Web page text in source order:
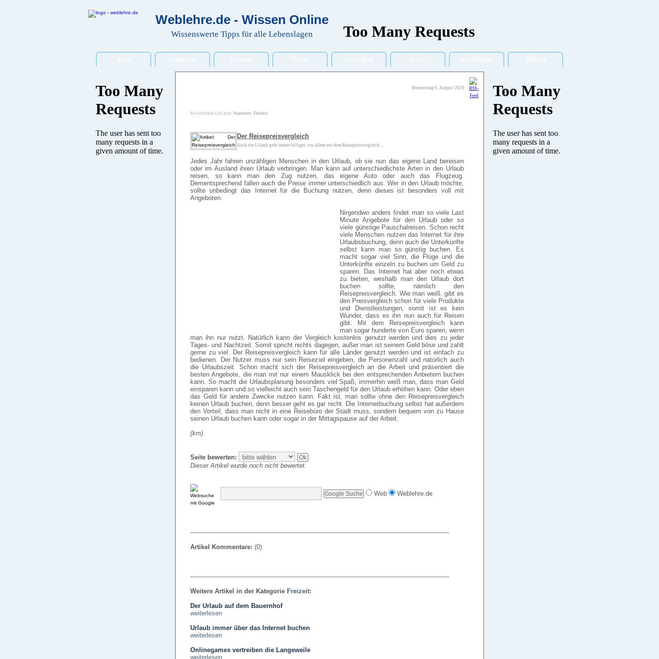
Weblehre.de - Wissen Online
Wissenswerte Tipps für alle Lebenslagen
Donnerstag 6. August 2026
Sie befinden sich hier: Startseite: Freizeit
Der Reisepreisvergleich
Auch der Urlaub geht immer billiger, vor allem mit dem Reisepreisvergleich ...
Jedes Jahr fahren unzähligen Menschen in den Urlaub, ob sie nun das eigene Land bereisen
oder im Ausland ihren Urlaub verbringen. Man kann auf unterschiedlichste Arten in den Urlaub
reisen, so kann man den Zug nutzen, das eigene Auto oder auch das Flugzeug.
Dementsprechend fallen auch die Preise immer unterschiedlich aus. Wer in den Urlaub möchte,
sollte unbedingt das Internet für die Buchung nutzen, denn dieses ist besonders voll mit
Angeboten.
Nirgendwo anders findet man so viele Last
Minute Angebote für den Urlaub oder so
viele günstige Pauschalreisen. Schon recht
viele Menschen nutzen das Internet für ihre
Urlaubsbuchung, denn auch die Unterkünfte
selbst kann man so günstig buchen. Es
macht sogar viel Sinn, die Flüge und die
Unterkünfte einzeln zu buchen um Geld zu
sparen. Das Internet hat aber noch etwas
zu bieten, weshalb man den Urlaub dort
buchen sollte, nämlich den
Reisepreisvergleich. Wie man weiß, gibt es
den Preisvergleich schon für viele Produkte
und Dienstleistungen, somit ist es kein
Wunder, dass es ihn nun auch für Reisen
gibt. Mit dem Reisepreisvergleich kann
man sogar hunderte von Euro sparen, wenn
man ihn nur nutzt. Natürlich kann der Vergleich kostenlos genutzt werden und dies zu jeder
Tages- und Nachtzeit. Somit spricht nichts dagegen, außer man ist seinem Geld böse und zahlt
gerne zu viel. Der Reisepreisvergleich kann für alle Länder genutzt werden und ist einfach zu
bedienen. Der Nutzer muss nur sein Reiseziel eingeben, die Personenzahl und natürlich auch
die Urlaubszeit. Schon macht sich der Reisepreisvergleich an die Arbeit und präsentiert die
besten Angebote, die man mit nur einem Mausklick bei den entsprechenden Anbietern buchen
kann. So macht die Urlaubsplanung besonders viel Spaß, immerhin weiß man, dass man Geld
einsparen kann und so vielleicht auch sein Taschengeld für den Urlaub erhöhen kann. Oder eben
das Geld für andere Zwecke nutzen kann. Fakt ist, man sollte ohne den Reisepreisvergleich
keinen Urlaub buchen, denn besser geht es gar nicht. Die Internetbuchung selbst hat außerdem
den Vorteil, dass man nicht in eine Reisebüro der Stadt muss, sondern bequem von zu Hause
seinen Urlaub buchen kann oder sogar in der Mittagspause auf der Arbeit.
(km)
Seite bewerten:
Dieser Artikel wurde noch nicht bewertet.
Web Weblehre.de
------------------------------------------------------------------------------------------------------------------------------------
Artikel Kommentare: (0)
------------------------------------------------------------------------------------------------------------------------------------
Weitere Artikel in der Kategorie Freizeit:
Der Urlaub auf dem Bauernhof
weiterlesen
Urlaub immer über das Internet buchen
weiterlesen
Onlinegames vertreiben die Langeweile
weiterlesen